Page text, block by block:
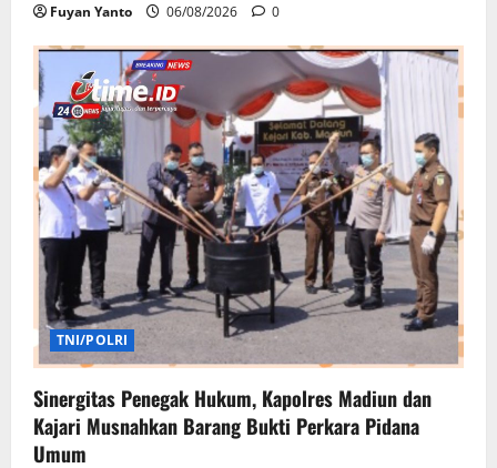
Fuyan Yanto 06/08/2026 0
TNI/POLRI
Sinergitas Penegak Hukum, Kapolres Madiun dan
Kajari Musnahkan Barang Bukti Perkara Pidana
Umum